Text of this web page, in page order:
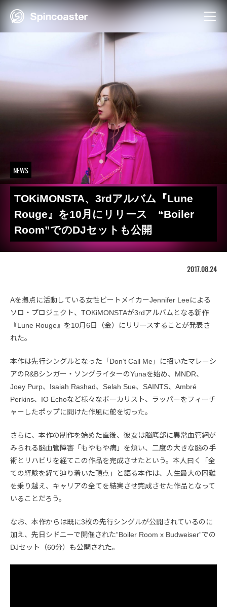
Skip
NEWS
TOKiMONSTA、3rdアルバム『Lune
Rouge』を10月にリリース “Boiler
Room”でのDJセットも公開
2017.08.24
Aを拠点に活動している女性ビートメイカーJennifer Leeによる
ソロ・プロジェクト、TOKiMONSTAが3rdアルバムとなる新作
『Lune Rouge』を10月6日（金）にリリースすることが発表さ
れた。
本作は先行シングルとなった「Don’t Call Me」に招いたマレーシ
アのR&Bシンガー・ソングライターのYunaを始め、MNDR、
Joey Purp、Isaiah Rashad、Selah Sue、SAINTS、Ambré
Perkins、IO Echoなど様々なボーカリスト、ラッパーをフィーチ
ャーしたポップに開けた作風に舵を切った。
さらに、本作の制作を始めた直後、彼女は脳底部に異常血管網が
みられる脳血管障害「もやもや病」を煩い、二度の大きな脳の手
術とリハビリを経てこの作品を完成させたという。本人曰く「全
ての経験を経て辿り着いた頂点」と語る本作は、人生最大の困難
を乗り越え、キャリアの全てを結実させ完成させた作品となって
いることだろう。
なお、本作からは既に3枚の先行シングルが公開されているのに
加え、先日シドニーで開催された”Boiler Room x Budweiser”での
DJセット（60分）も公開された。